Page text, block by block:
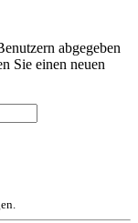
abgegeben
Sie einen neuen